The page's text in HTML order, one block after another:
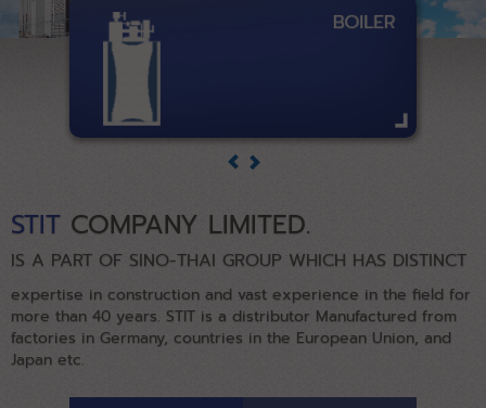
STIT COMPANY LIMITED.
IS A PART OF SINO-THAI GROUP WHICH HAS DISTINCT
expertise in construction and vast experience in the field for
more than 40 years. STIT is a distributor Manufactured from
factories in Germany, countries in the European Union, and
Japan etc.